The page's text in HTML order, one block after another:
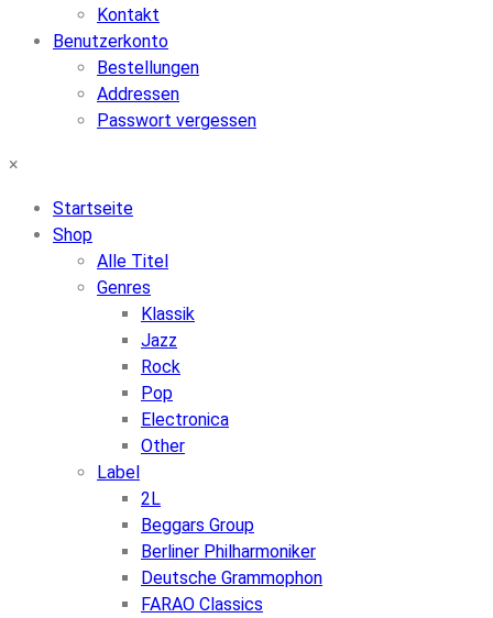
Kontakt
Benutzerkonto
Bestellungen
Addressen
Passwort vergessen
×
Startseite
Shop
Alle Titel
Genres
Klassik
Jazz
Rock
Pop
Electronica
Other
Label
2L
Beggars Group
Berliner Philharmoniker
Deutsche Grammophon
FARAO Classics